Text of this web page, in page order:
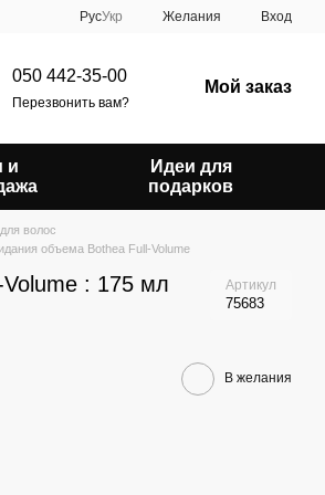
РусУкр Желания Вход
050 442-35-00
Перезвонить вам?
Мой заказ
и
Идеи для
подарков
волос
объема Bothea Full-Volume
: 175 мл Артикул
75683
В желания